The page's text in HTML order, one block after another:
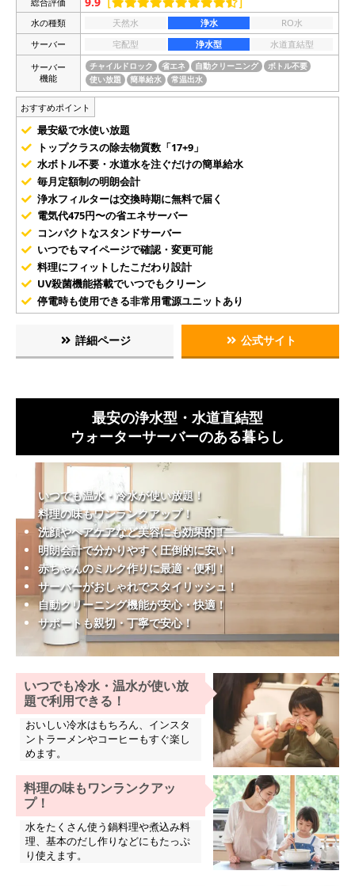
水の種類 天然水 浄水
RO水
サーバー
宅配型 浄水型
水道直結型
サーバー
機能
チャイルドロック 省エネ 自動クリーニング
ボトル不要
使い放題
簡単給水 常温出水
おすすめポイント
最安級で水使い放題
トップクラスの除去物質数「17+9」
水ボトル不要・水道水を注ぐだけの簡単給水
毎月定額制の明朗会計
浄水フィルターは交換時期に無料で届く
電気代475円〜の省エネサーバー
コンパクトなスタンドサーバー
いつでもマイページで確認・変更可能
料理にフィットしたこだわり設計
UV殺菌機能搭載でいつでもクリーン
停電時も使用できる非常用電源ユニットあり
詳細ページ 公式サイト
最安の浄水型・水道直結型
ウォーターサーバーのある暮らし
いつでも温水・冷水が使い放題！
料理の味もワンランクアップ！
洗顔やヘアケアなど美容にも効果的！
明朗会計で分かりやすく圧倒的に安い！
赤ちゃんのミルク作りに最適・便利！
サーバーがおしゃれでスタイリッシュ！
自動クリーニング機能が安心・快適！
サポートも親切・丁寧で安心！
いつでも冷水・温水が使い放
題で利用できる！
おいしい冷水はもちろん、インスタ
ントラーメンやコーヒーもすぐ楽し
めます。
料理の味もワンランクアッ
プ！
水をたくさん使う鍋料理や煮込み料
理、基本のだし作りなどにもたっぷ
り使えます。